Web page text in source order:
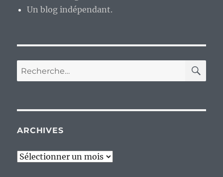
Un blog indépendant.
Recherche
pour :
ARCHIVES
Archives